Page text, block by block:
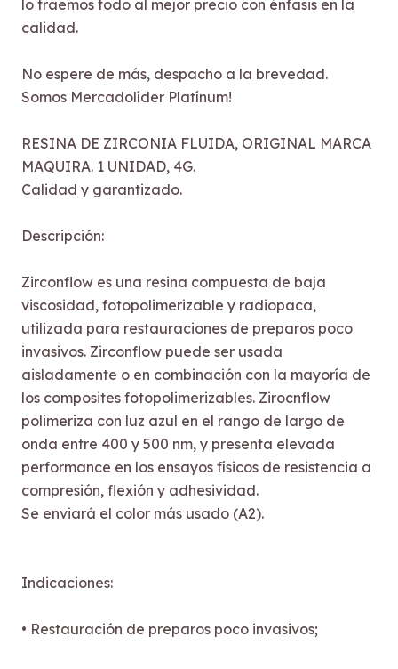
lo traemos todo al mejor precio con énfasis en la
calidad.
No espere de más, despacho a la brevedad.
Somos Mercadolíder Platínum!
RESINA DE ZIRCONIA FLUIDA, ORIGINAL MARCA
MAQUIRA. 1 UNIDAD, 4G.
Calidad y garantizado.
Descripción:
Zirconflow es una resina compuesta de baja
viscosidad, fotopolimerizable y radiopaca,
utilizada para restauraciones de preparos poco
invasivos. Zirconflow puede ser usada
aisladamente o en combinación con la mayoría de
los composites fotopolimerizables. Zirocnflow
polimeriza con luz azul en el rango de largo de
onda entre 400 y 500 nm, y presenta elevada
performance en los ensayos físicos de resistencia a
compresión, flexión y adhesividad.
Se enviará el color más usado (A2).
Indicaciones:
• Restauración de preparos poco invasivos;